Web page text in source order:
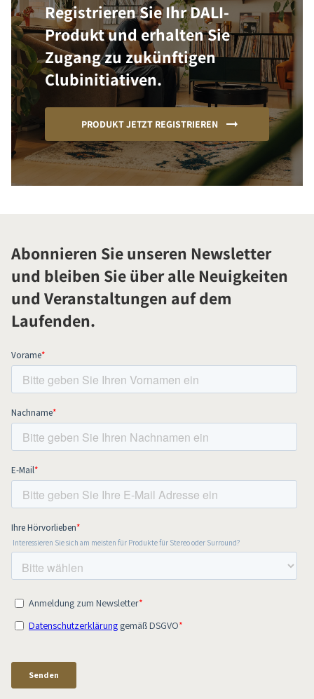
Registrieren Sie Ihr DALI-
Produkt und erhalten Sie
Zugang zu zukünftigen
Clubinitiativen.
PRODUKT JETZT REGISTRIEREN
Abonnieren Sie unseren Newsletter
und bleiben Sie über alle Neuigkeiten
und Veranstaltungen auf dem
Laufenden.